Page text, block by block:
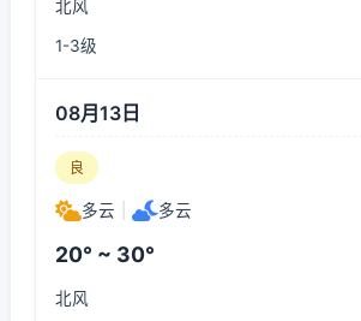
北风
1-3级
08月13日
良
多云 多云
20° ~ 30°
北风